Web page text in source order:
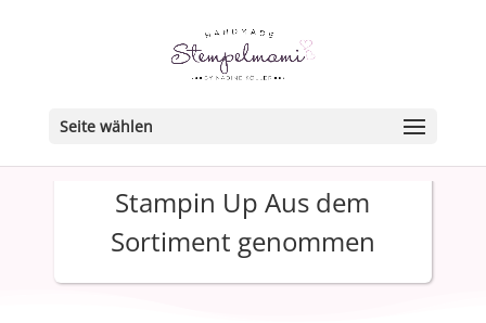
Seite wählen
Stampin Up Aus dem
Sortiment genommen